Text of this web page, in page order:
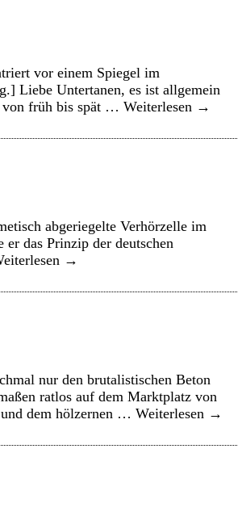
vor einem Spiegel im
Liebe Untertanen, es ist allgemein
von früh bis spät … Weiterlesen →
abgeriegelte Verhörzelle im
das Prinzip der deutschen
→
nur den brutalistischen Beton
ratlos auf dem Marktplatz von
dem hölzernen … Weiterlesen →